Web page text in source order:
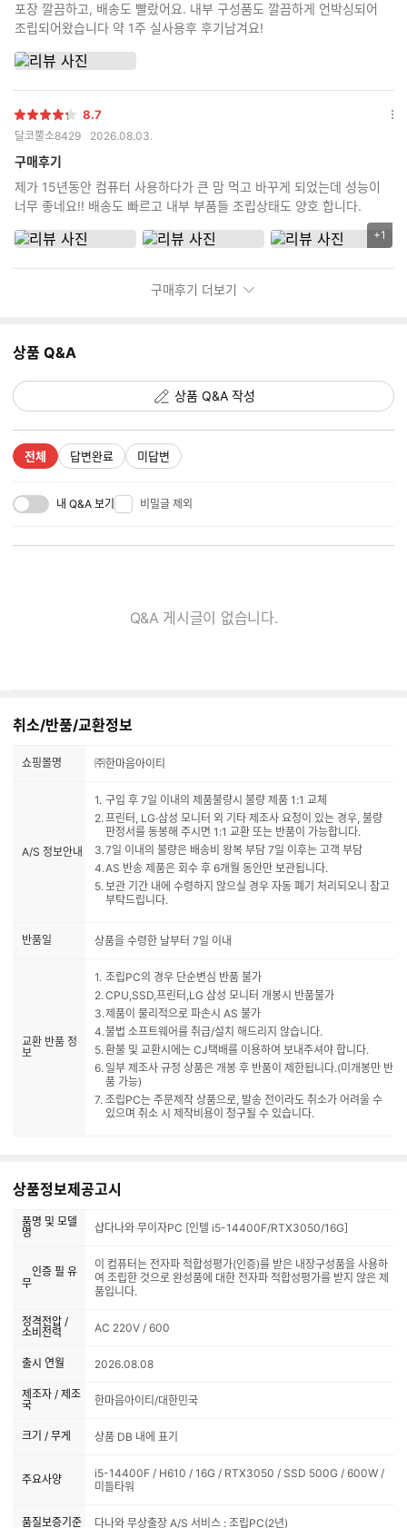
포장 깔끔하고, 배송도 빨랐어요. 내부 구성품도 깔끔하게 언박싱되어
조립되어왔습니다 약 1주 실사용후 후기남겨요!
별
점
8.7
달코뿔소8429 2026.08.03.
구매후기
제가 15년동안 컴퓨터 사용하다가 큰 맘 먹고 바꾸게 되었는데 성능이
너무 좋네요!! 배송도 빠르고 내부 부품들 조립상태도 양호 합니다.
리
수
+1
옵
구매후기 더보기
상품 Q&A
상품 Q&A 작성
전체 답변완료 미답변
내 Q&A 보기 비밀글 제외
Q&A 게시글이 없습니다.
취소/반품/교환정보
쇼핑몰명 ㈜한마음아이티
A/S 정보안내
구입 후 7일 이내의 제품불량시 불량 제품 1:1 교체
프린터, LG·삼성 모니터 외 기타 제조사 요청이 있는 경우, 불량
판정서를 동봉해 주시면 1:1 교환 또는 반품이 가능합니다.
7일 이내의 불량은 배송비 왕복 부담 7일 이후는 고객 부담
AS 반송 제품은 회수 후 6개월 동안만 보관됩니다.
보관 기간 내에 수령하지 않으실 경우 자동 폐기 처리되오니 참고
부탁드립니다.
반품일 상품을 수령한 날부터 7일 이내
교환 반품 정
보
조립PC의 경우 단순변심 반품 불가
CPU,SSD,프린터,LG 삼성 모니터 개봉시 반품불가
제품이 물리적으로 파손시 AS 불가
불법 소프트웨어를 취급/설치 해드리지 않습니다.
환불 및 교환시에는 CJ택배를 이용하여 보내주셔야 합니다.
일부 제조사 규정 상품은 개봉 후 반품이 제한됩니다.(미개봉만 반
품 가능)
조립PC는 주문제작 상품으로, 발송 전이라도 취소가 어려울 수
있으며 취소 시 제작비용이 청구될 수 있습니다.
상품정보제공고시
품명 및 모델
명
샵다나와 무이자PC [인텔 i5-14400F/RTX3050/16G]
인증 필 유
무
이 컴퓨터는 전자파 적합성평가(인증)를 받은 내장구성품을 사용하
여 조립한 것으로 완성품에 대한 전자파 적합성평가를 받지 않은 제
품입니다.
정격전압 /
소비전력
AC 220V / 600
출시 연월 2026.08.08
제조자 / 제조
국
한마음아이티/대한민국
크기 / 무게 상품 DB 내에 표기
주요사양
i5-14400F / H610 / 16G / RTX3050 / SSD 500G / 600W /
미들타워
품질보증기준 다나와 무상출장 A/S 서비스 : 조립PC(2년)